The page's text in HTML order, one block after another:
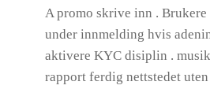
A promo skrive inn .
under innmelding hvis
aktivere KYC disiplin .
rapport ferdig nettstedet